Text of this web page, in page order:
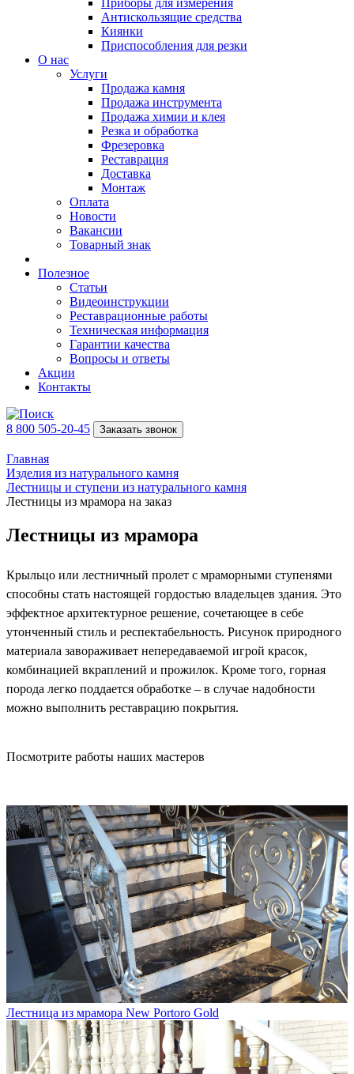
Приборы для измерения
Антискользящие средства
Киянки
Приспособления для резки
О нас
Услуги
Продажа камня
Продажа инструмента
Продажа химии и клея
Резка и обработка
Фрезеровка
Реставрация
Доставка
Монтаж
Оплата
Новости
Вакансии
Товарный знак
Полезное
Статьи
Видеоинструкции
Реставрационные работы
Техническая информация
Гарантии качества
Вопросы и ответы
Акции
Контакты
8 800 505-20-45 Заказать звонок
Главная
Изделия из натурального камня
Лестницы и ступени из натурального камня
Лестницы из мрамора на заказ
Лестницы из мрамора
Крыльцо или лестничный пролет с мраморными ступенями
способны стать настоящей гордостью владельцев здания. Это
эффектное архитектурное решение, сочетающее в себе
утонченный стиль и респектабельность. Рисунок природного
материала завораживает непередаваемой игрой красок,
комбинацией вкраплений и прожилок. Кроме того, горная
порода легко поддается обработке – в случае надобности
можно выполнить реставрацию покрытия.
Посмотрите работы наших мастеров
Лестница из мрамора New Portoro Gold